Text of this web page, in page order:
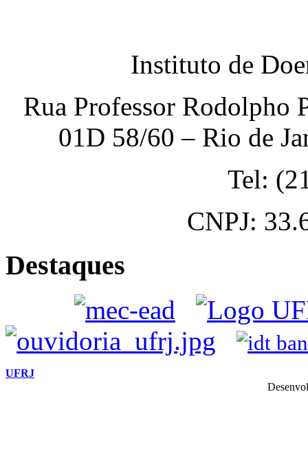
Instituto de
Rua Professor Rodolpho
01D 58/60 – Rio de
Tel:
CNPJ:
Destaques
UFRJ